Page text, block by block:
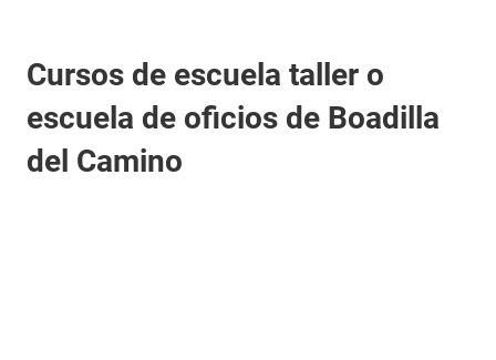
Cursos de escuela taller o
escuela de oficios de Boadilla
del Camino